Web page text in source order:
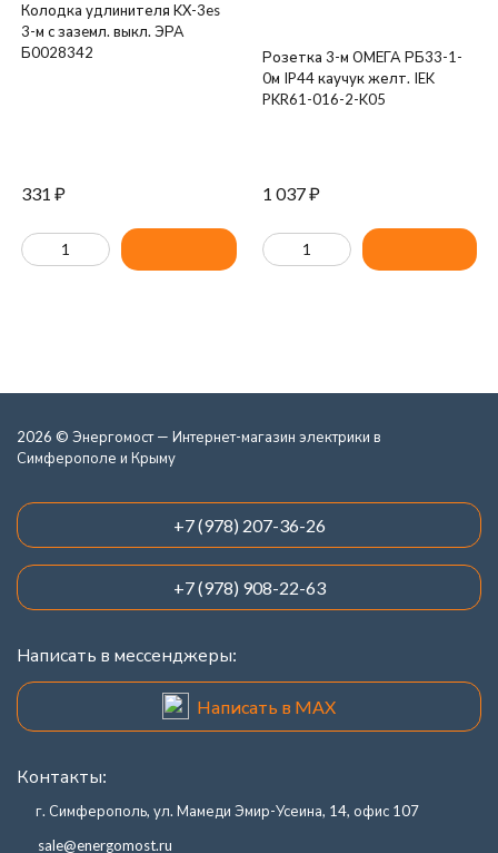
Колодка удлинителя KX-3es
3-м с зазeмл. выкл. ЭРА
Б0028342
331 ₽
Розетка 3-м ОМЕГА РБ33-1-
0м IP44 каучук желт. IEK
PKR61-016-2-K05
1 037₽
2026 © Энергомост — Интернет-магазин электрики в
Симферополе и Крыму
+7 (978) 207-36-26
+7 (978) 908-22-63
Написать в мессенджеры:
Написать в MAX
Контакты:
г. Симферополь, ул. Мамеди Эмир-Усеина, 14, офис 107
sale@energomost.ru